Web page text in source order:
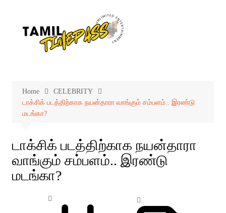
Home
CELEBRITY
டாக்சிக் படத்திற்காக நயன்தாரா வாங்கும் சம்பளம்.. இரண்டு
மடங்கா?
டாக்சிக் படத்திற்காக நயன்தாரா
வாங்கும் சம்பளம்.. இரண்டு
மடங்கா?